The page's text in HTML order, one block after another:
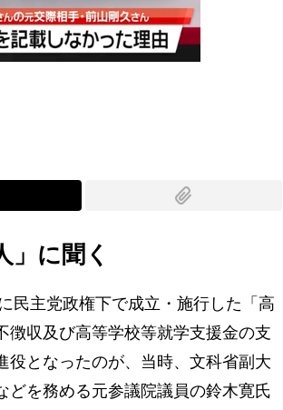
」に聞く
民主党政権下で成立・施行した「高
徴収及び高等学校等就学支援金の支
役となったのが、当時、文科省副大
どを務める元参議院議員の鈴木寛氏